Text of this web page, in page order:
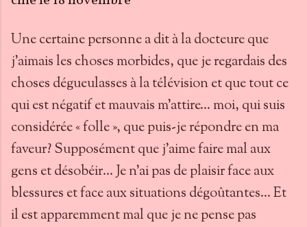
Une certaine personne a dit à la docteure que
j’aimais les choses morbides, que je regardais des
choses dégueulasses à la télévision et que tout ce
qui est négatif et mauvais m’attire… moi, qui suis
considérée « folle », que puis-je répondre en ma
faveur? Supposément que j’aime faire mal aux
gens et désobéir… Je n’ai pas de plaisir face aux
blessures et face aux situations dégoûtantes… Et
il est apparemment mal que je ne pense pas